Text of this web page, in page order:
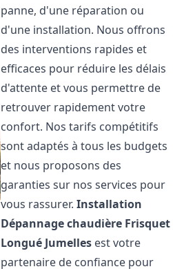
panne, d'une réparation ou
d'une installation. Nous offrons
des interventions rapides et
efficaces pour réduire les délais
d'attente et vous permettre de
retrouver rapidement votre
confort. Nos tarifs compétitifs
sont adaptés à tous les budgets
et nous proposons des
garanties sur nos services pour
vous rassurer.Installation
Dépannage chaudière Frisquet
Longué Jumelles est votre
partenaire de confiance pour